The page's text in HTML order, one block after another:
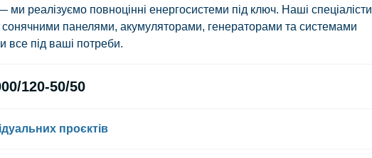
ми реалізуємо повноцінні енергосистеми під ключ. Наші спеціалісти
сонячними панелями, акумуляторами, генераторами та системами
все під ваші потреби.
120-50/50
проєктів